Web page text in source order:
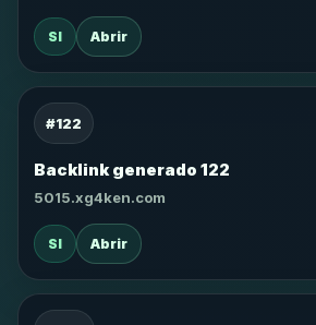
SI Abrir
#122
Backlink generado 122
5015.xg4ken.com
SI Abrir